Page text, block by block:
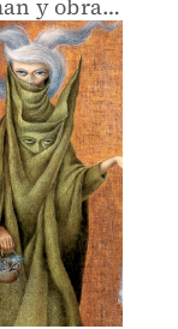
y obras